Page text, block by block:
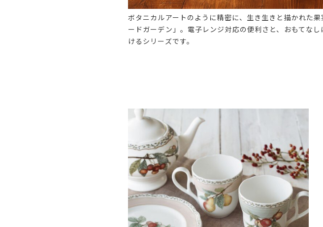
ボタニカルアートのように精密に、生き生きと描かれた
ードガーデン」。電子レンジ対応の便利さと、おもてな
けるシリーズです。